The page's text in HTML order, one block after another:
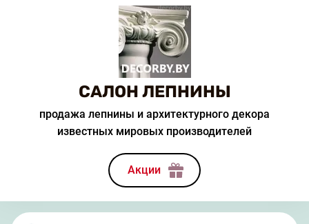
САЛОН ЛЕПНИНЫ
продажа лепнины и архитектурного декора
известных мировых производителей
Акции